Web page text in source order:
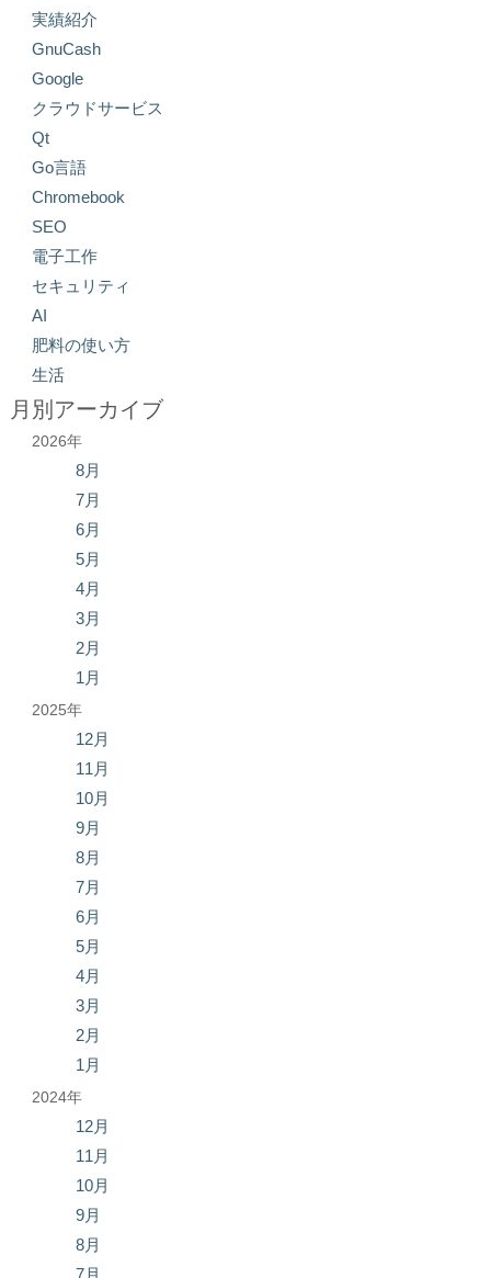
実績紹介
GnuCash
Google
クラウドサービス
Qt
Go言語
Chromebook
SEO
電子工作
セキュリティ
AI
肥料の使い方
生活
月別アーカイブ
2026年
8月
7月
6月
5月
4月
3月
2月
1月
2025年
12月
11月
10月
9月
8月
7月
6月
5月
4月
3月
2月
1月
2024年
12月
11月
10月
9月
8月
7月